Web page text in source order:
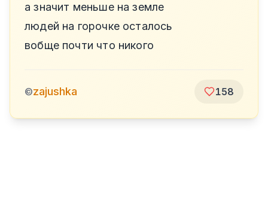
а значит меньше на земле
людей на горочке осталось
вобще почти что никого
©zajushka 158